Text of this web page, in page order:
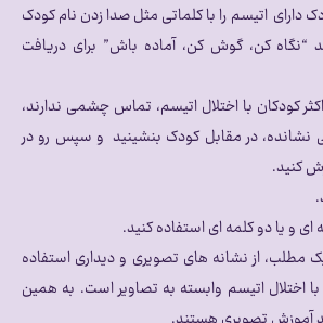
دارای اتیسم را با کلماتی مثل صدا زدن نام کودک
“نگاه کن، گوش کن، آماده باش” برای دریافت
کودکان با اختلال اتیسم، تماس چشمی ندارند،
نشانده، در مقابل کودک بنشینید و سپس رو در
کنید.
ای و یا دو کلمه ای استفاده کنید.
مطلب، از نشانه های تصویری و دیداری استفاده
اختلال اتیسم وابسته به تصاویر است. به همین